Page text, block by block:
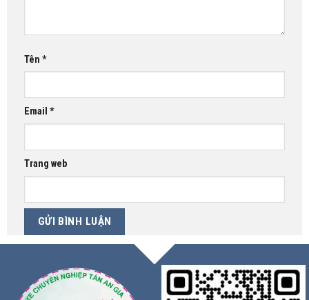
Tên *
Email *
Trang web